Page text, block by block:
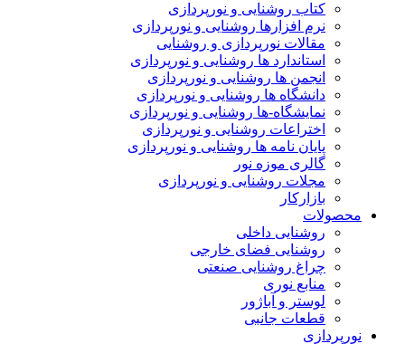
کتاب روشنایی و نورپردازی
نرم افزارها روشنایی و نورپردازی
مقالات نورپردازی و روشنایی
استاندارد ها روشنایی و نورپردازی
انجمن ها روشنایی و نورپردازی
دانشگاه ها روشنایی و نورپردازی
نمایشگاه-ها روشنایی و نورپردازی
اختراعات روشنایی و نورپردازی
پایان نامه ها روشنایی و نورپردازی
گالری موزه نور
مجلات روشنایی و نورپردازی
بازارکار
محصولات
روشنایی داخلی
روشنایی فضای خارجی
چراغ روشنایی صنعتی
منابع نوری
لوستر و آباژور
قطعات جانبی
نورپردازی